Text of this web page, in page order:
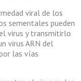
viral de los
sementales pueden
virus y transmitirlo
virus ARN del
las vías